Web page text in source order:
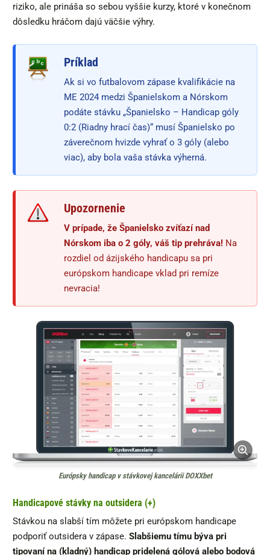
riziko, ale prináša so sebou vyššie kurzy, ktoré v konečnom
dôsledku hráčom dajú väčšie výhry.
Príklad
Ak si vo futbalovom zápase kvalifikácie na
ME 2024 medzi Španielskom a Nórskom
podáte stávku „Španielsko – Handicap góly
0:2 (Riadny hrací čas)“ musí Španielsko po
záverečnom hvizde vyhrať o 3 góly (alebo
viac), aby bola vaša stávka výherná.
Upozornenie
V prípade, že Španielsko zvíťazí nad
Nórskom iba o 2 góly, váš tip prehráva! Na
rozdiel od ázijského handicapu sa pri
európskom handicape vklad pri remíze
nevracia!
Európsky handicap v stávkovej kancelárii DOXXbet
Handicapové stávky na outsidera (+)
Stávkou na slabší tím môžete pri európskom handicape
podporiť outsidera v zápase. Slabšiemu tímu býva pri
tipovaní na (kladný) handicap pridelená gólová alebo bodová